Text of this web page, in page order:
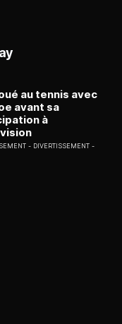
au tennis avec
avant sa
à
DIVERTISSEMENT -